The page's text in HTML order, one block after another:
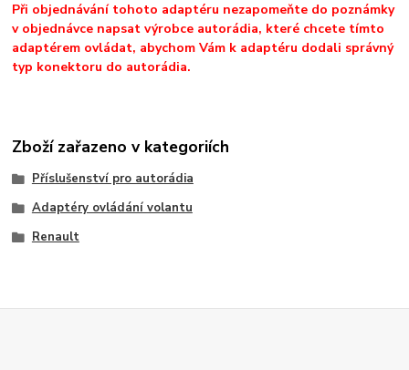
Při objednávání tohoto adaptéru nezapomeňte do poznámky
v objednávce napsat výrobce autorádia, které chcete tímto
adaptérem ovládat, abychom Vám k adaptéru dodali správný
typ konektoru do autorádia.
Zboží zařazeno v kategoriích
Příslušenství pro autorádia
Adaptéry ovládání volantu
Renault